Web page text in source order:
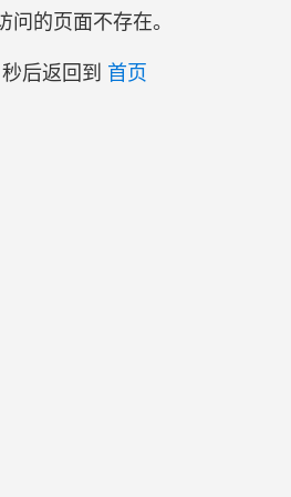
问的页面不存在。
后返回到 首页